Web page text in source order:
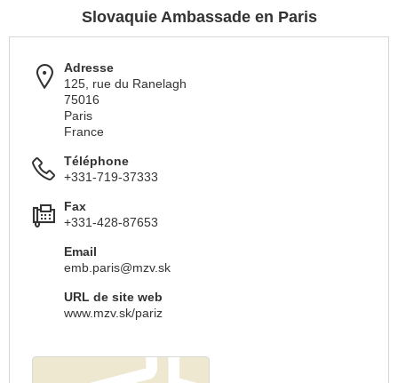
Slovaquie Ambassade en Paris
Adresse
125, rue du Ranelagh
75016
Paris
France
Téléphone
+331-719-37333
Fax
+331-428-87653
Email
emb.paris@mzv.sk
URL de site web
www.mzv.sk/pariz